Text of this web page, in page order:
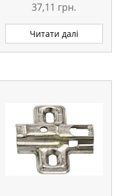
37,11 грн.
Читати далі